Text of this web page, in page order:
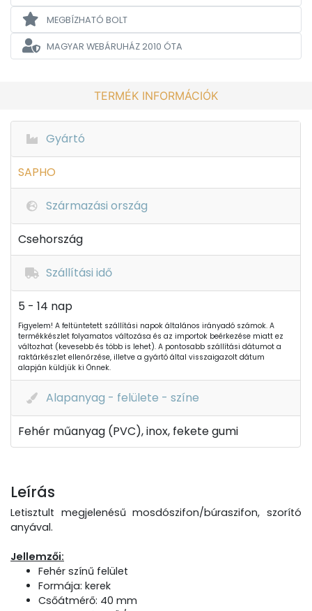
MEGBÍZHATÓ BOLT
MAGYAR WEBÁRUHÁZ2010 ÓTA
TERMÉK INFORMÁCIÓK
Gyártó
SAPHO
Származási ország
Csehország
Szállítási idő
5 - 14 nap
Figyelem! A feltüntetett szállítási napok általános irányadó számok. A
termékkészlet folyamatos változása és az importok beérkezése miatt ez
változhat (kevesebb és több is lehet). A pontosabb szállítási dátumot a
raktárkészlet ellenőrzése, illetve a gyártó által visszaigazolt dátum
alapján küldjük ki Önnek.
Alapanyag - felülete - színe
Fehér műanyag (PVC), inox, fekete gumi
Leírás
Letisztult megjelenésű mosdószifon/búraszifon, szorító
anyával.
Jellemzői:
Fehér színű felület
Formája: kerek
Csőátmérő: 40 mm